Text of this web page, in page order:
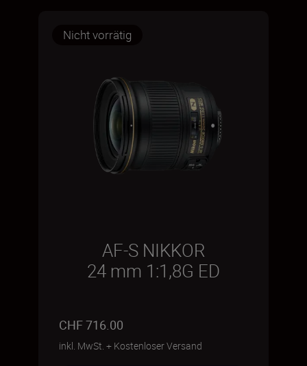
Nicht vorrätig
AF-S NIKKOR
24 mm 1:1,8G ED
CHF 716.00
inkl. MwSt. + Kostenloser Versand